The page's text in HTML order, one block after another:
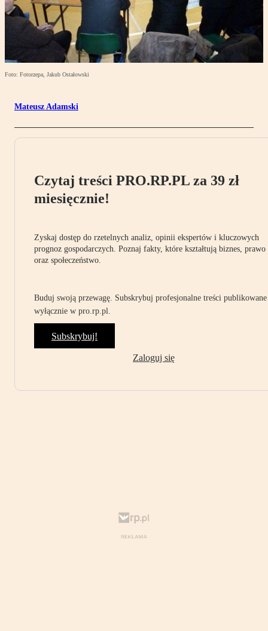
Foto: Fotorzepa, Jakub Ostałowski
Mateusz Adamski
Czytaj treści PRO.RP.PL za 39 zł
miesięcznie!
Zyskaj dostęp do rzetelnych analiz, opinii ekspertów i kluczowych
prognoz gospodarczych. Poznaj fakty, które kształtują biznes, prawo
oraz społeczeństwo.
Buduj swoją przewagę. Subskrybuj profesjonalne treści publikowane
wyłącznie w pro.rp.pl.
Subskrybuj!
Zaloguj się